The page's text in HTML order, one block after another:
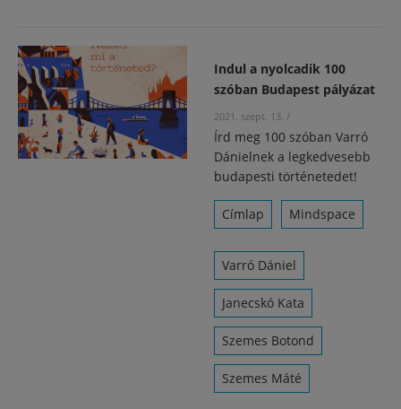
Indul a nyolcadik 100
szóban Budapest pályázat
2021. szept. 13. /
Írd meg 100 szóban Varró
Dánielnek a legkedvesebb
budapesti történetedet!
Címlap Mindspace
Varró Dániel
Janecskó Kata
Szemes Botond
Szemes Máté